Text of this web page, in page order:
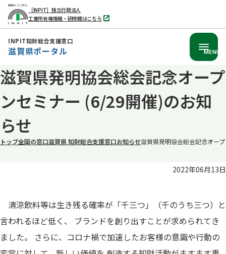
本
文
へ
動
［INPIT］独立行政法人
工業所有権情報・研修館はこちら
別
タ
INPIT知財総合支援窓口
滋賀県ポータル MENU
滋賀県発明協会総会記念オープ
ンセミナー (6/29開催)のお知
らせ
トップ全国の窓口滋賀県 知財総合支援窓口お知らせ滋賀県発明協会総会記念オー
2022年06月13日
清涼飲料等は生き残る確率が「千三つ」（千のうち三つ）と
言われるほど低く、 ブランドを創り出すことが求められてき
ました。 さらに、コロナ禍で加速したお客様の意識や行動の